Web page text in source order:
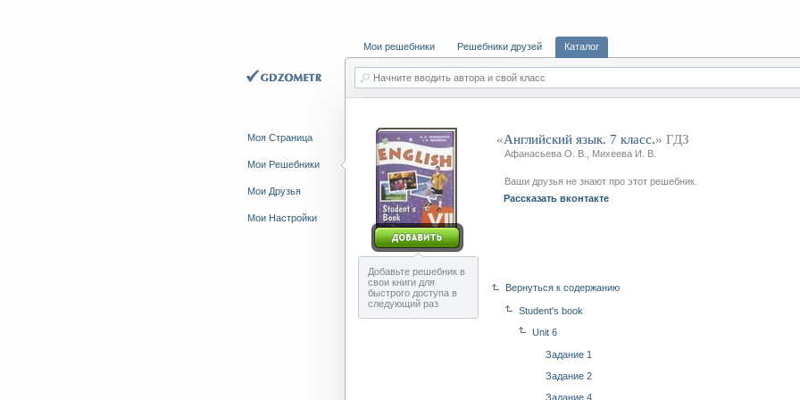
Моя Страница
Мои Решебники
Мои Друзья
Мои Настройки
Мои решебники Решебники друзей Каталог
Начните вводить автора и свой класс
Добавьте решебник в
свои книги для
быстрого доступа в
следующий раз
«Английский язык. 7 класс.» ГДЗ
Афанасьева О. В., Михеева И. В.
Ваши друзья не знают про этот решебник.
Рассказать вконтакте
Вернуться к содержанию
Student's book
Unit 6
Задание 1
Задание 2
Задание 4